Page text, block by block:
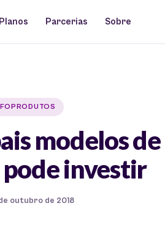
Planos Parcerias Sobre
modelos
investir
outubro de 2018